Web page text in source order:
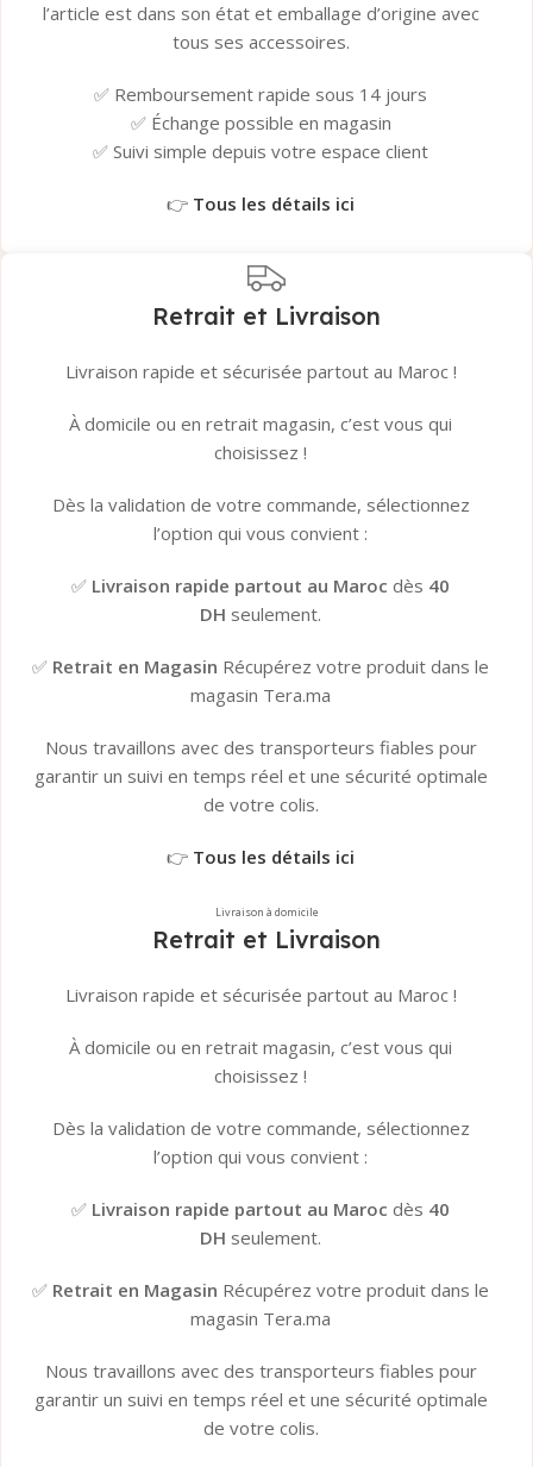
l’article est dans son état et emballage d’origine avec
tous ses accessoires.
✅ Remboursement rapide sous 14 jours
✅ Échange possible en magasin
✅ Suivi simple depuis votre espace client
👉 Tous les détails ici
Retrait et Livraison
Livraison rapide et sécurisée partout au Maroc !
À domicile ou en retrait magasin, c’est vous qui
choisissez !
Dès la validation de votre commande, sélectionnez
l’option qui vous convient :
✅ Livraison rapide partout au Maroc dès 40
DH seulement.
✅ Retrait en Magasin Récupérez votre produit dans le
magasin Tera.ma
Nous travaillons avec des transporteurs fiables pour
garantir un suivi en temps réel et une sécurité optimale
de votre colis.
👉 Tous les détails ici
Livraison à domicile
Retrait et Livraison
Livraison rapide et sécurisée partout au Maroc !
À domicile ou en retrait magasin, c’est vous qui
choisissez !
Dès la validation de votre commande, sélectionnez
l’option qui vous convient :
✅ Livraison rapide partout au Maroc dès 40
DH seulement.
✅ Retrait en Magasin Récupérez votre produit dans le
magasin Tera.ma
Nous travaillons avec des transporteurs fiables pour
garantir un suivi en temps réel et une sécurité optimale
de votre colis.